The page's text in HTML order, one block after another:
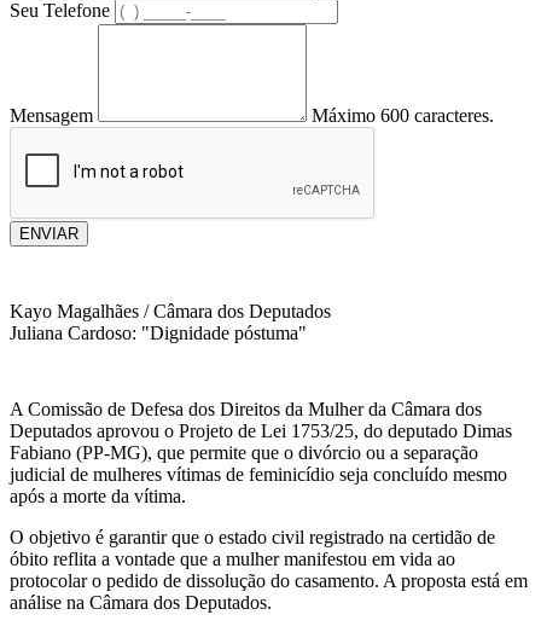
Seu Telefone
Mensagem Máximo 600 caracteres.
ENVIAR
Kayo Magalhães / Câmara dos Deputados
Juliana Cardoso: "Dignidade póstuma"
A Comissão de Defesa dos Direitos da Mulher da Câmara dos
Deputados aprovou o Projeto de Lei 1753/25, do deputado Dimas
Fabiano (PP-MG), que permite que o divórcio ou a separação
judicial de mulheres vítimas de feminicídio seja concluído mesmo
após a morte da vítima.
O objetivo é garantir que o estado civil registrado na certidão de
óbito reflita a vontade que a mulher manifestou em vida ao
protocolar o pedido de dissolução do casamento. A proposta está em
análise na Câmara dos Deputados.